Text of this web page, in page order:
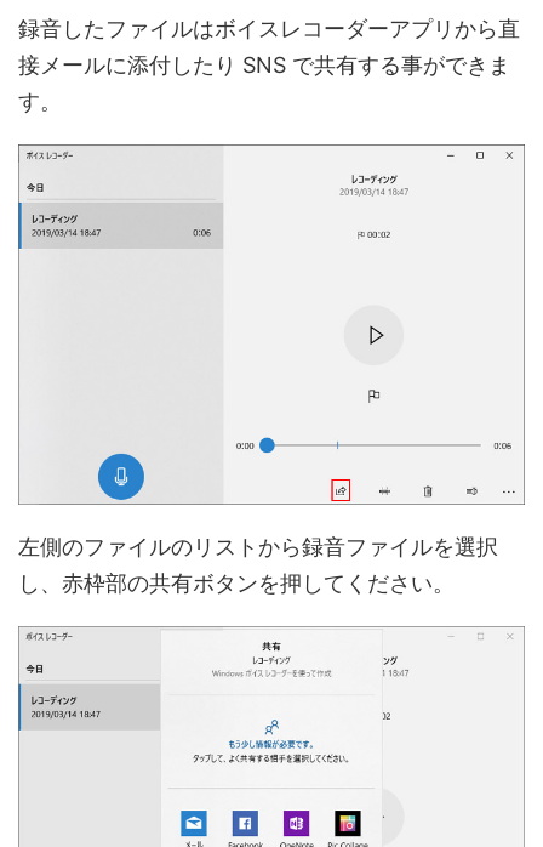
録音したファイルはボイスレコーダーアプリから直
接メールに添付したり SNS で共有する事ができま
す。
左側のファイルのリストから録音ファイルを選択
し、赤枠部の共有ボタンを押してください。